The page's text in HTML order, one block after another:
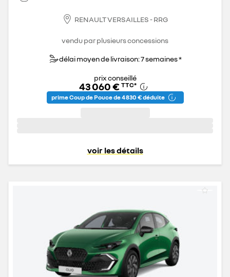
RENAULT VERSAILLES - RRG
vendu par plusieurs concessions
délai moyen de livraison: 7 semaines *
prix conseillé
43 060 € TTC*
prime Coup de Pouce de 4 830 € déduite
voir les détails